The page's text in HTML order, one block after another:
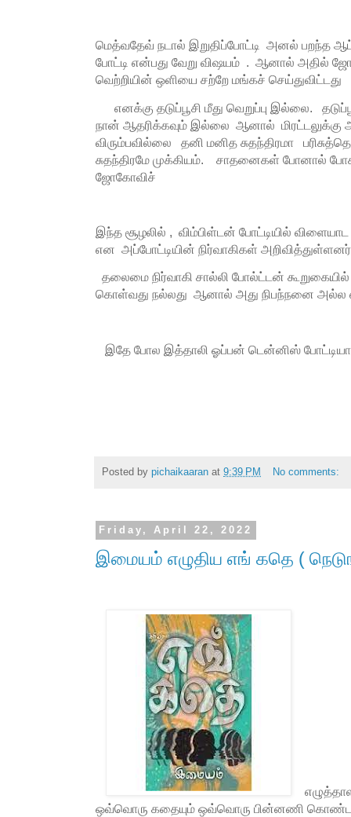
மெத்வதேவ் நடால் இறுதிப்போட்டி அனல் பறந்த
போட்டி என்பது வேறு விஷயம் . ஆனால் அதில்
வெற்றியின் ஒளியை சற்றே மங்கச் செய்துவிட்டது
எனக்கு தடுப்பூசி மீது வெறுப்பு இல்லை.
நான் ஆதரிக்கவும் இல்லை ஆனால் மிரட்டலுக்கு
விரும்பவில்லை தனி மனித சுதந்திரமா
சுதந்திரமே முக்கியம். சாதனைகள் போனால்
ஜோகோவிச்
இந்த சூழலில் , விம்பிள்டன் போட்டியில் விளையாட
என அப்போட்டியின் நிர்வாகிகள் அறிவித்துள்ளனர்
தலைமை நிர்வாகி சால்லி போல்ட்டன்
கொள்வது நல்லது ஆனால் அது நிபந்நனை அல்ல
இதே போல இத்தாலி ஓப்பன் டென்னிஸ்
Posted by pichaikaaran at 9:39 PM No comments:
Friday, April 22, 2022
இமையம் எழுதிய எங் கதெ (
ஒவ்வொரு கதையும் ஒவ்வொரு பின்னணி